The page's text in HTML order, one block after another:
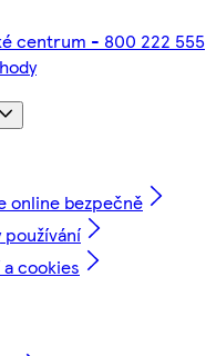
centrum - 800 222 555
online bezpečně
používání
cookies